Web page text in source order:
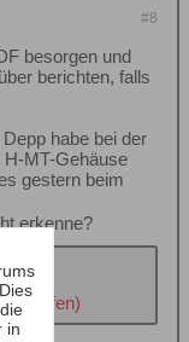
#8
besorgen und
berichten, falls
habe bei der
H-MT-Gehäuse
gestern beim
erkenne?
in